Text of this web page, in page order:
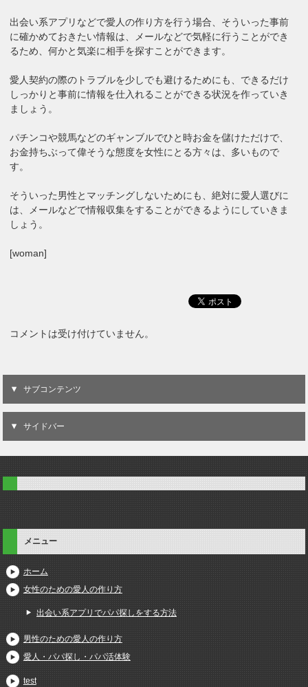
出会い系アプリなどで愛人の作り方を行う場合、そういった事前
に確かめておきたい情報は、メールなどで気軽に行うことができ
るため、何かと気楽に相手を探すことができます。
愛人契約の際のトラブルを少しでも避けるためにも、できるだけ
しっかりと事前に情報を仕入れることができる状況を作っていき
ましょう。
パチンコや競馬などのギャンブルでひと時お金を儲けただけで、
お金持ちぶって偉そうな態度を女性にとる方々は、多いもので
す。
そういった男性とマッチングしないためにも、絶対に愛人選びに
は、メールなどで情報収集をすることができるようにしていきま
しょう。
[woman]
コメントは受け付けていません。
サブコンテンツ
サイドバー
メニュー
ホーム
女性のための愛人の作り方
出会い系アプリでパパ探しをする方法
男性のための愛人の作り方
愛人・パパ探し・パパ活体験
test